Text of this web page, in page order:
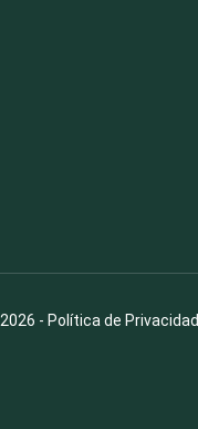
2026 - Política de